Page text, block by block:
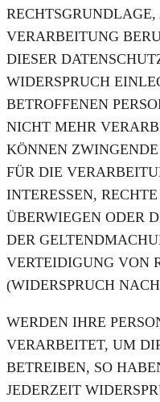
VERARBEITUNG
DIESER
WIDERSPRUCH
BETROFFENEN
NICHT MEHR
KÖNNEN
FÜR DIE
INTERESSEN,
ÜBERWIEGEN ODER
DER
VERTEIDIGUNG VON
(WIDERSPRUCH
WERDEN IHRE
VERARBEITET, UM
BETREIBEN, SO
JEDERZEIT